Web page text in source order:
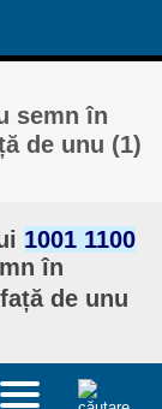
semn în
de unu (1)
1001 1100
în
de unu